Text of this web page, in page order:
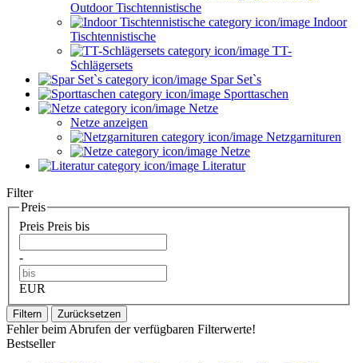
Outdoor Tischtennistische
Indoor
Tischtennistische
TT-
Schlägersets
Spar Set`s
Sporttaschen
Netze
Netze anzeigen
Netzgarnituren
Netze
Literatur
Filter
Preis
Preis Preis bis
-
EUR
Filtern Zurücksetzen
Fehler beim Abrufen der verfügbaren Filterwerte!
Bestseller